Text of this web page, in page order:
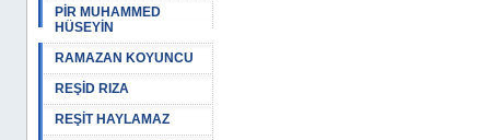
PİR MUHAMMED
HÜSEYİN
RAMAZAN KOYUNCU
REŞİD RIZA
REŞİT HAYLAMAZ